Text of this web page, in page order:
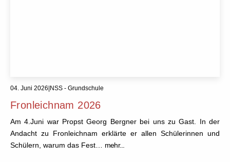
04. Juni 2026|NSS - Grundschule
Fronleichnam 2026
Am 4.Juni war Propst Georg Bergner bei uns zu Gast. In der
Andacht zu Fronleichnam erklärte er allen Schülerinnen und
Schülern, warum das Fest… mehr...